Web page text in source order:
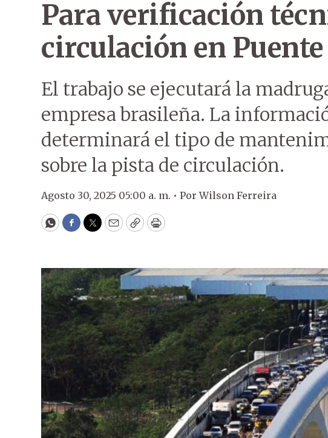
Para verificación
circulación en
El trabajo se ejecutará la
empresa brasileña. La
determinará el tipo de
sobre la pista de circulación.
Agosto 30, 2025 05:00 a. m. • PorWilson Ferreira
WhatsApp
Facebook
Twitter
EmailCopyPrint